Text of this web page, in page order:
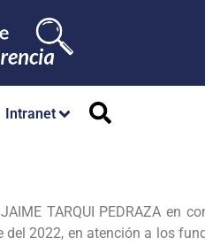
Intranet
TARQUI PEDRAZA en
del 2022, en atención a los